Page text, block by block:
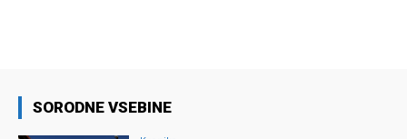
SORODNE VSEBINE